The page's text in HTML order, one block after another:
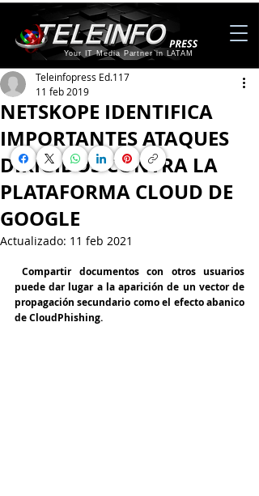
Your IT Media Partner in LATAM
NETSKOPE IDENTIFICA
IMPORTANTES ATAQUES
DIRIGIDOS CONTRA LA
PLATAFORMA CLOUD DE
GOOGLE
Teleinfopress Ed.117
11 feb 2019
Actualizado: 11 feb 2021
Compartir documentos con otros usuarios
puede dar lugar a la aparición de un vector de
propagación secundario como el efecto abanico
de CloudPhishing.